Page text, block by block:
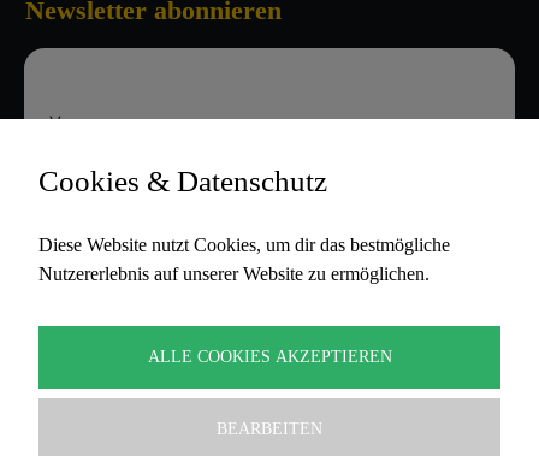
Newsletter abonnieren
Vorname
Datenschutzbestimmungen
Cookies & Datenschutz
Diese Website nutzt Cookies, um dir das bestmögliche
Nutzererlebnis auf unserer Website zu ermöglichen.
ALLE COOKIES AKZEPTIEREN
BEARBEITEN